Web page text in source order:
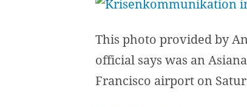
This photo provided by
official says was an
Francisco airport on